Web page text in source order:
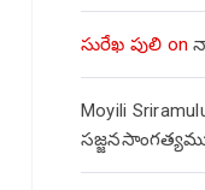
సురేఖ పులి on
Moyili